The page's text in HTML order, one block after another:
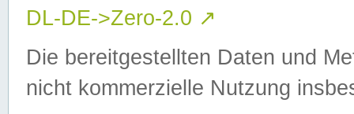
DL-DE->Zero-2.0 ↗
Die bereitgestellten Daten und
nicht kommerzielle Nutzung